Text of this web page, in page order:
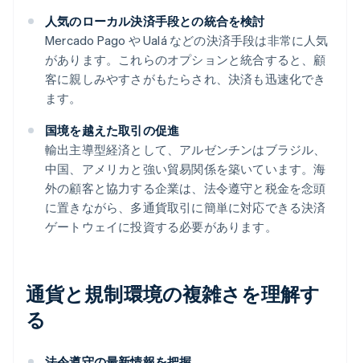
人気のローカル決済手段との統合を検討
Mercado Pago や Ualá などの決済手段は非常に人気
があります。これらのオプションと統合すると、顧
客に親しみやすさがもたらされ、決済も迅速化でき
ます。
国境を越えた取引の促進
輸出主導型経済として、アルゼンチンはブラジル、
中国、アメリカと強い貿易関係を築いています。海
外の顧客と協力する企業は、法令遵守と税金を念頭
に置きながら、多通貨取引に簡単に対応できる決済
ゲートウェイに投資する必要があります。
通貨と規制環境の複雑さを理解す
る